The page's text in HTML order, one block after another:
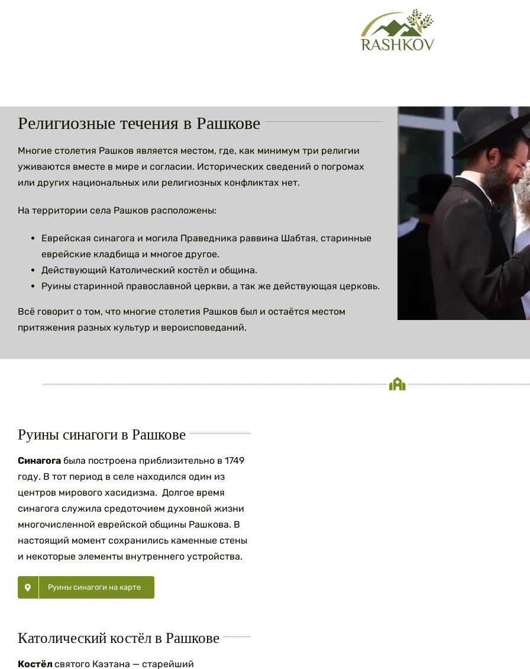
Религиозные течения в Рашкове
Многие столетия Рашков является местом, где, как минимум три религии
уживаются вместе в мире и согласии. Исторических сведений о погромах
или других национальных или религиозных конфликтах нет.
На территории села Рашков расположены:
Еврейская синагога и могила Праведника раввина Шабтая, старинные
еврейские кладбища и многое другое.
Действующий Католический костёл и община.
Руины старинной православной церкви, а так же действующая церковь.
Всё говорит о том, что многие столетия Рашков был и остаётся местом
притяжения разных культур и вероисповеданий.
Руины синагоги в Рашкове
Синагогабыла построена приблизительно в 1749
году. В тот период в селе находился один из
центров мирового хасидизма. Долгое время
синагога служила средоточием духовной жизни
многочисленной еврейской общины Рашкова. В
настоящий момент сохранились каменные стены
и некоторые элементы внутреннего устройства.
Руины синагоги на карте
Католический костёл в Рашкове
Костёл святого Каэтана — старейший